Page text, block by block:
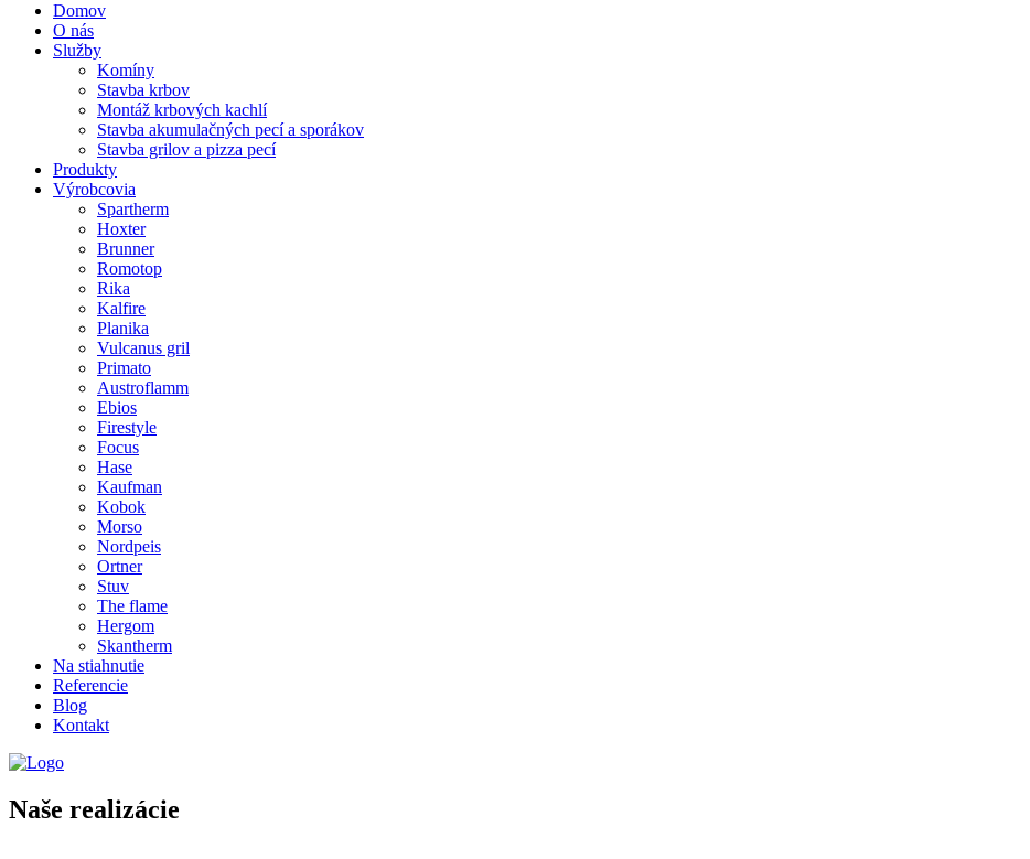
Domov
O nás
Služby
Komíny
Stavba krbov
Montáž krbových kachlí
Stavba akumulačných pecí a sporákov
Stavba grilov a pizza pecí
Produkty
Výrobcovia
Spartherm
Hoxter
Brunner
Romotop
Rika
Kalfire
Planika
Vulcanus gril
Primato
Austroflamm
Ebios
Firestyle
Focus
Hase
Kaufman
Kobok
Morso
Nordpeis
Ortner
Stuv
The flame
Hergom
Skantherm
Na stiahnutie
Referencie
Blog
Kontakt
Naše realizácie